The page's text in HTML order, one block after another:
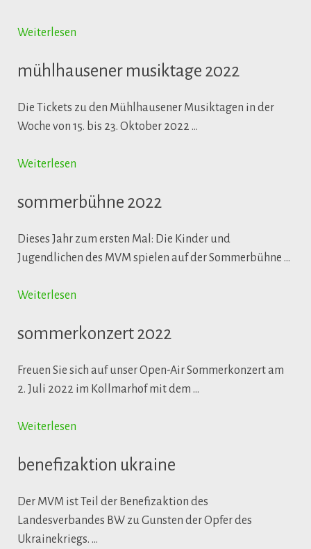
Weiterlesen
mühlhausener musiktage 2022
Die Tickets zu den Mühlhausener Musiktagen in der
Woche von 15. bis 23. Oktober 2022 …
Weiterlesen
sommerbühne 2022
Dieses Jahr zum ersten Mal: Die Kinder und
Jugendlichen des MVM spielen auf der Sommerbühne …
Weiterlesen
sommerkonzert 2022
Freuen Sie sich auf unser Open-Air Sommerkonzert am
2. Juli 2022 im Kollmarhof mit dem …
Weiterlesen
benefizaktion ukraine
Der MVM ist Teil der Benefizaktion des
Landesverbandes BW zu Gunsten der Opfer des
Ukrainekriegs. …